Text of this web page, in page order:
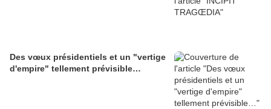
Des vœux présidentiels et un "vertige
d'empire" tellement prévisible…